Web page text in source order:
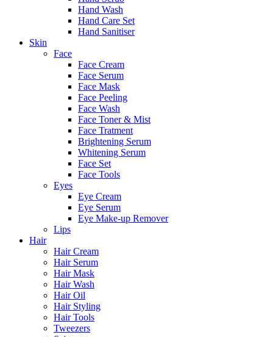
Hand Wash
Hand Care Set
Hand Sanitiser
Skin
Face
Face Cream
Face Serum
Face Mask
Face Peeling
Face Wash
Face Toner & Mist
Face Tratment
Brightening Serum
Whitening Serum
Face Set
Face Tools
Eyes
Eye Cream
Eye Serum
Eye Make-up Remover
Lips
Hair
Hair Cream
Hair Serum
Hair Mask
Hair Wash
Hair Oil
Hair Styling
Hair Tools
Tweezers